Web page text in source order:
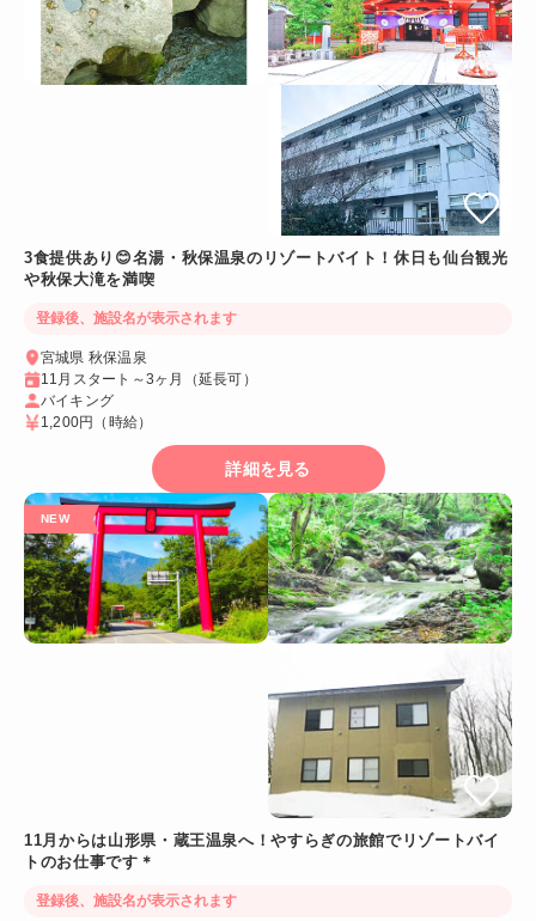
3食提供あり😊名湯・秋保温泉のリゾートバイト！休日も仙台観光
や秋保大滝を満喫
登録後、施設名が表示されます
宮城県 秋保温泉
11月スタート～3ヶ月（延長可）
バイキング
1,200円
（時給）
詳細を見る
11月からは山形県・蔵王温泉へ！やすらぎの旅館でリゾートバイ
トのお仕事です＊
登録後、施設名が表示されます